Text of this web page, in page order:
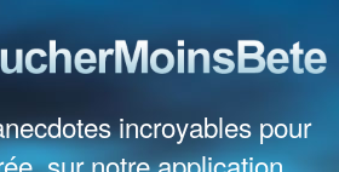
incroyables pour